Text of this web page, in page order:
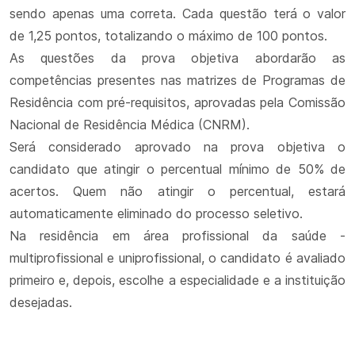
sendo apenas uma correta. Cada questão terá o valor
de 1,25 pontos, totalizando o máximo de 100 pontos.
As questões da prova objetiva abordarão as
competências presentes nas matrizes de Programas de
Residência com pré-requisitos, aprovadas pela Comissão
Nacional de Residência Médica (CNRM).
Será considerado aprovado na prova objetiva o
candidato que atingir o percentual mínimo de 50% de
acertos. Quem não atingir o percentual, estará
automaticamente eliminado do processo seletivo.
Na residência em área profissional da saúde -
multiprofissional e uniprofissional, o candidato é avaliado
primeiro e, depois, escolhe a especialidade e a instituição
desejadas.